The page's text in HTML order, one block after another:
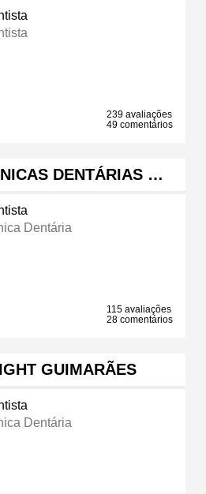
239 avaliações
49 comentários
DENTÁRIAS …
Dentária
115 avaliações
28 comentários
GUIMARÃES
Dentária